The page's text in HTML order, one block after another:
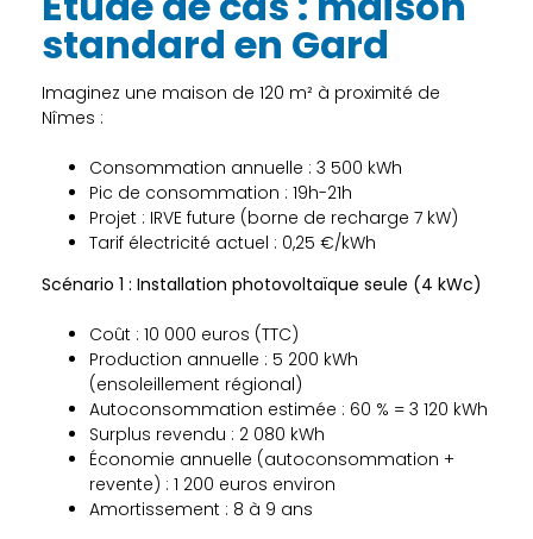
standard en Gard
Imaginez une maison de 120 m² à proximité de
Nîmes :
Consommation annuelle : 3 500 kWh
Pic de consommation : 19h-21h
Projet : IRVE future (borne de recharge 7 kW)
Tarif électricité actuel : 0,25 €/kWh
Scénario 1 : Installation photovoltaïque seule (4 kWc)
Coût : 10 000 euros (TTC)
Production annuelle : 5 200 kWh
(ensoleillement régional)
Autoconsommation estimée : 60 % = 3 120 kWh
Surplus revendu : 2 080 kWh
Économie annuelle (autoconsommation +
revente) : 1 200 euros environ
Amortissement : 8 à 9 ans